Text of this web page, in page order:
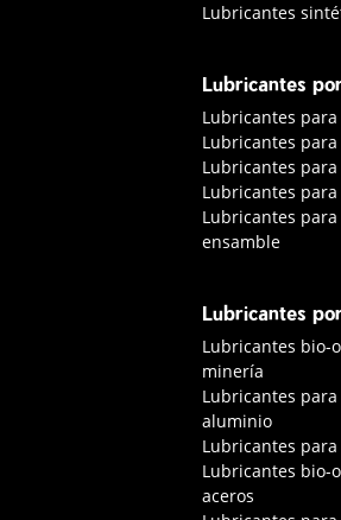
Lubricantes
Lubricantes
Lubricantes
Lubricantes
Lubricantes
Lubricantes
Lubricantes
ensamble
Lubricantes
Lubricantes bio-
minería
Lubricantes
aluminio
Lubricantes
Lubricantes bio-
aceros